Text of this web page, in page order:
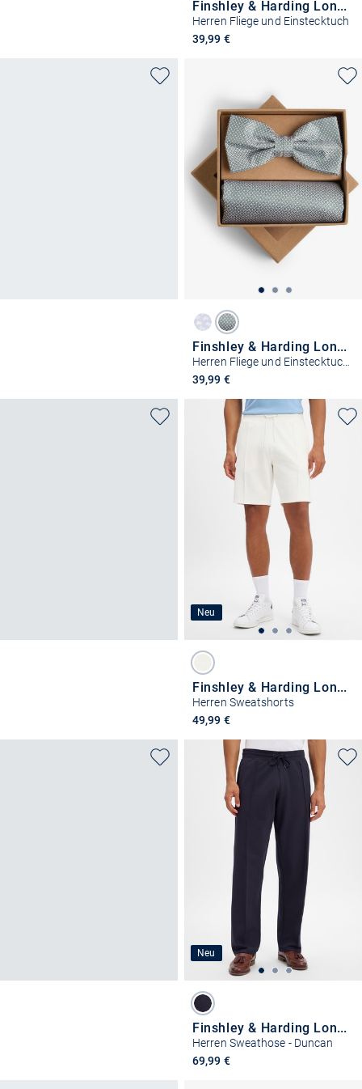
Finshley & Harding London
Herren Fliege und Einstecktuch
39,99 €
Finshley & Harding London
Herren Fliege und Einstecktuch aus Seide
39,99 €
Neu
Finshley & Harding London
Herren Sweatshorts
49,99 €
Neu
Finshley & Harding London
Herren Sweathose - Duncan
69,99 €